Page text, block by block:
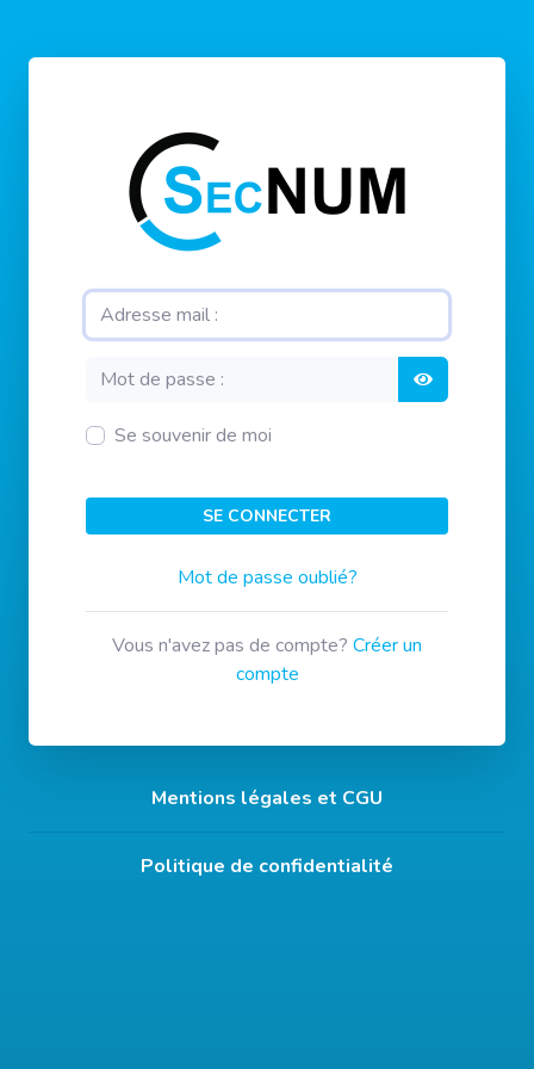
Se souvenir de moi
SE CONNECTER
Mot de passe oublié?
Vous n'avez pas de compte? Créer un
compte
Mentions légales et CGU
Politique de confidentialité